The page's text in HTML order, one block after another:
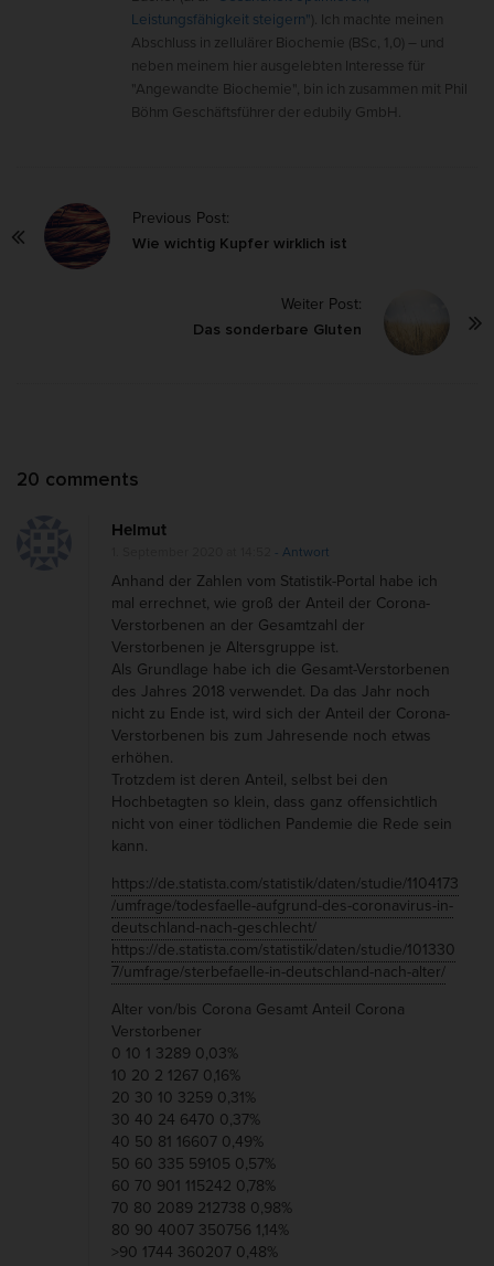
Leistungsfähigkeit steigern"). Ich machte meinen
Abschluss in zellulärer Biochemie (BSc, 1,0) – und
neben meinem hier ausgelebten Interesse für
"Angewandte Biochemie", bin ich zusammen mit Phil
Böhm Geschäftsführer der edubily GmbH.
Previous Post:
Wie wichtig Kupfer wirklich ist
Weiter Post:
Das sonderbare Gluten
20 comments
C
r
o
n
v
r
u
n
d
d
i
e
W
i
s
s
e
n
s
c
Helmut
- Antwort
Anhand der Zahlen vom Statistik-Portal habe ich
mal errechnet, wie groß der Anteil der Corona-
Verstorbenen an der Gesamtzahl der
Verstorbenen je Altersgruppe ist.
Als Grundlage habe ich die Gesamt-Verstorbenen
des Jahres 2018 verwendet. Da das Jahr noch
nicht zu Ende ist, wird sich der Anteil der Corona-
Verstorbenen bis zum Jahresende noch etwas
erhöhen.
Trotzdem ist deren Anteil, selbst bei den
Hochbetagten so klein, dass ganz offensichtlich
nicht von einer tödlichen Pandemie die Rede sein
kann.
https://de.statista.com/statistik/daten/studie/1104173
/umfrage/todesfaelle-aufgrund-des-coronavirus-in-
deutschland-nach-geschlecht/
https://de.statista.com/statistik/daten/studie/101330
7/umfrage/sterbefaelle-in-deutschland-nach-alter/
Alter von/bis Corona Gesamt Anteil Corona
Verstorbener
0 10 1 3289 0,03%
10 20 2 1267 0,16%
20 30 10 3259 0,31%
30 40 24 6470 0,37%
40 50 81 16607 0,49%
50 60 335 59105 0,57%
60 70 901 115242 0,78%
70 80 2089 212738 0,98%
80 90 4007 350756 1,14%
>90 1744 360207 0,48%